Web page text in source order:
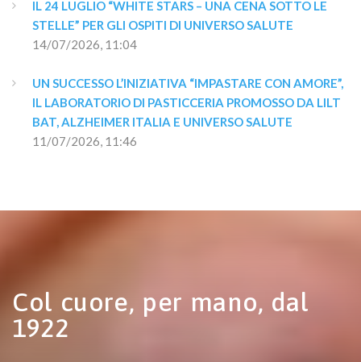
IL 24 LUGLIO “WHITE STARS – UNA CENA SOTTO LE
STELLE” PER GLI OSPITI DI UNIVERSO SALUTE
14/07/2026, 11:04
UN SUCCESSO L’INIZIATIVA “IMPASTARE CON AMORE”,
IL LABORATORIO DI PASTICCERIA PROMOSSO DA LILT
BAT, ALZHEIMER ITALIA E UNIVERSO SALUTE
11/07/2026, 11:46
Col cuore, per mano, dal
1922